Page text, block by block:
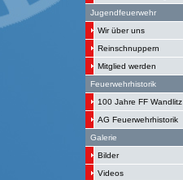
Jugendfeuerwehr
Wir über uns
Reinschnuppern
Mitglied werden
Feuerwehrhistorik
100 Jahre FF Wandlitz
AG Feuerwehrhistorik
Galerie
Bilder
Videos